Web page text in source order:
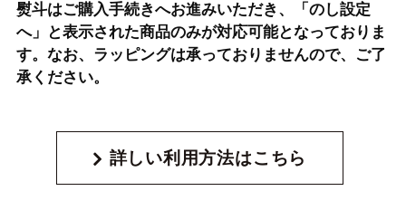
熨斗はご購入手続きへお進みいただき、「のし設定
へ」と表示された商品のみが対応可能となっておりま
す。なお、ラッピングは承っておりませんので、ご了
承ください。
詳しい利用方法はこちら